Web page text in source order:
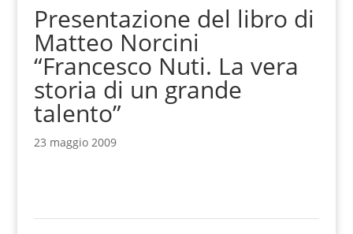
Presentazione del libro di
Matteo Norcini
“Francesco Nuti. La vera
storia di un grande
talento”
23 maggio 2009